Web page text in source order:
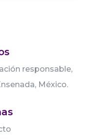
responsable,
México.